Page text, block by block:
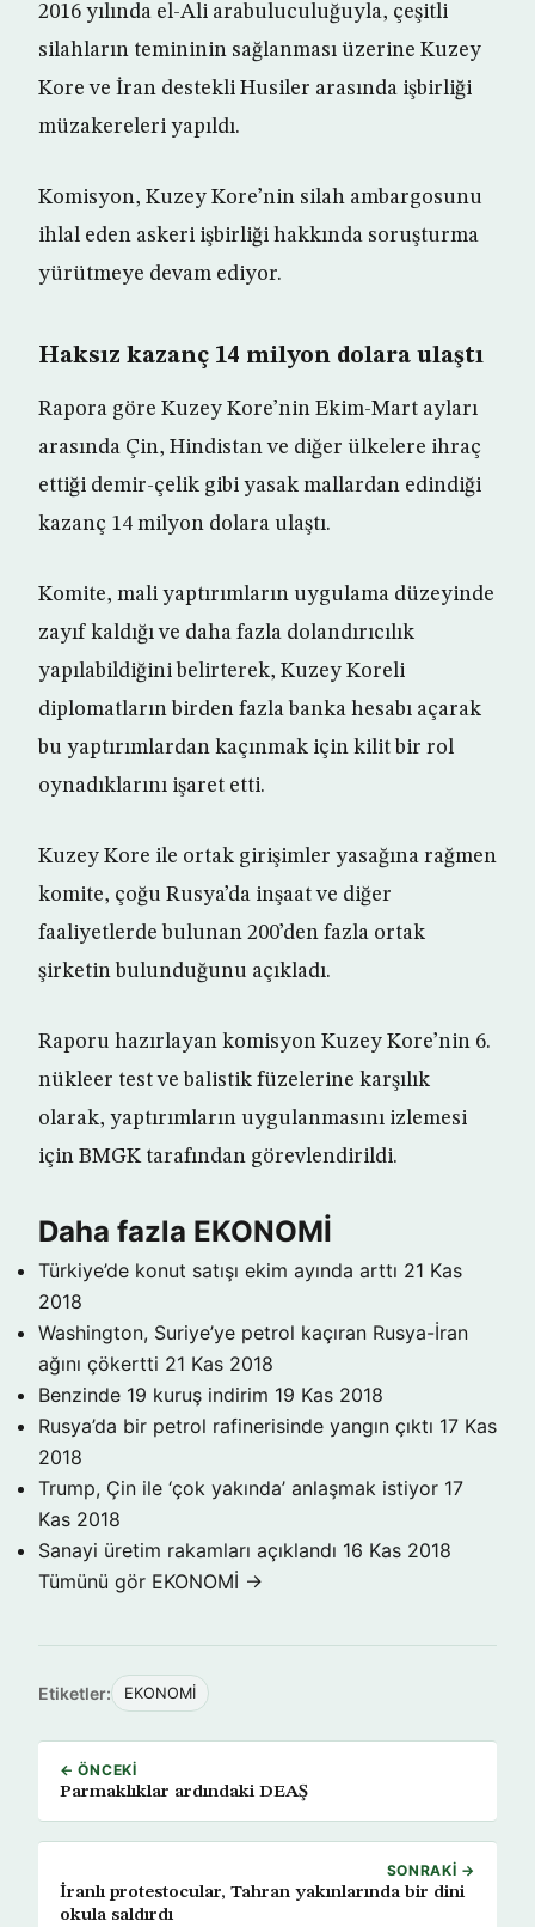
2016 yılında el-Ali arabuluculuğuyla, çeşitli
silahların temininin sağlanması üzerine Kuzey
Kore ve İran destekli Husiler arasında işbirliği
müzakereleri yapıldı.
Komisyon, Kuzey Kore’nin silah ambargosunu
ihlal eden askeri işbirliği hakkında soruşturma
yürütmeye devam ediyor.
Haksız kazanç 14 milyon dolara ulaştı
Rapora göre Kuzey Kore’nin Ekim-Mart ayları
arasında Çin, Hindistan ve diğer ülkelere ihraç
ettiği demir-çelik gibi yasak mallardan edindiği
kazanç 14 milyon dolara ulaştı.
Komite, mali yaptırımların uygulama düzeyinde
zayıf kaldığı ve daha fazla dolandırıcılık
yapılabildiğini belirterek, Kuzey Koreli
diplomatların birden fazla banka hesabı açarak
bu yaptırımlardan kaçınmak için kilit bir rol
oynadıklarını işaret etti.
Kuzey Kore ile ortak girişimler yasağına rağmen
komite, çoğu Rusya’da inşaat ve diğer
faaliyetlerde bulunan 200’den fazla ortak
şirketin bulunduğunu açıkladı.
Raporu hazırlayan komisyon Kuzey Kore’nin 6.
nükleer test ve balistik füzelerine karşılık
olarak, yaptırımların uygulanmasını izlemesi
için BMGK tarafından görevlendirildi.
Daha fazla EKONOMİ
Türkiye’de konut satışı ekim ayında arttı 21 Kas
2018
Washington, Suriye’ye petrol kaçıran Rusya-İran
ağını çökertti 21 Kas 2018
Benzinde 19 kuruş indirim 19 Kas 2018
Rusya’da bir petrol rafinerisinde yangın çıktı 17 Kas
2018
Trump, Çin ile ‘çok yakında’ anlaşmak istiyor 17
Kas 2018
Sanayi üretim rakamları açıklandı 16 Kas 2018
Tümünü gör EKONOMİ →
Etiketler: EKONOMİ
← ÖNCEKI
Parmaklıklar ardındaki DEAŞ
SONRAKI →
İranlı protestocular, Tahran yakınlarında bir dini
okula saldırdı